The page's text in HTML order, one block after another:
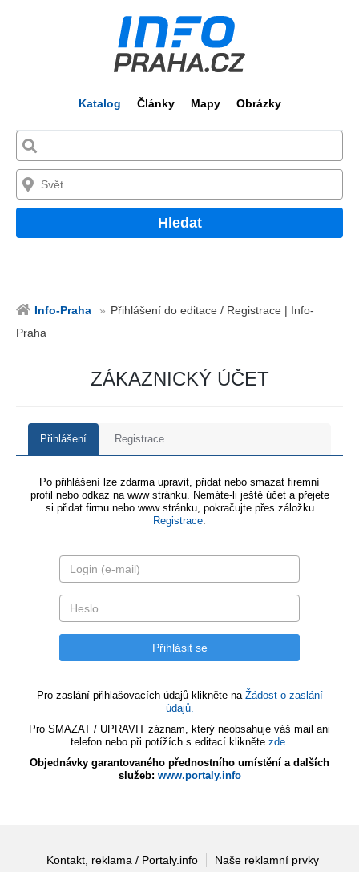
Katalog Články Mapy Obrázky
Hledat
Info-Praha
Přihlášení do editace / Registrace | Info-
Praha
ZÁKAZNICKÝ ÚČET
Přihlášení Registrace
Po přihlášení lze zdarma upravit, přidat nebo smazat firemní
profil nebo odkaz na www stránku. Nemáte-li ještě účet a přejete
si přidat firmu nebo www stránku, pokračujte přes záložku
Registrace.
Pro zaslání přihlašovacích údajů klikněte na Žádost o zaslání
údajů.
Pro SMAZAT / UPRAVIT záznam, který neobsahuje váš mail ani
telefon nebo při potížích s editací klikněte zde.
Objednávky garantovaného přednostního umístění a dalších
služeb: www.portaly.info
Kontakt, reklama / Portaly.info
Naše reklamní prvky